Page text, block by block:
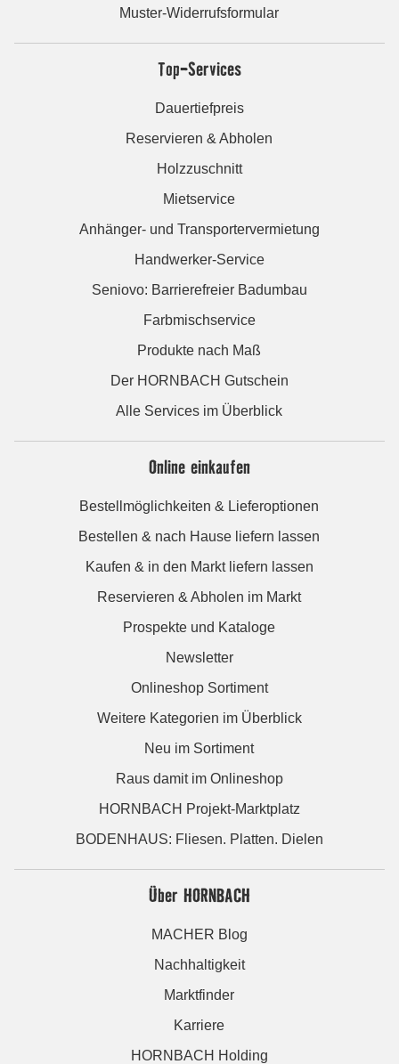
Muster-Widerrufsformular
Top-Services
Dauertiefpreis
Reservieren & Abholen
Holzzuschnitt
Mietservice
Anhänger- und Transportervermietung
Handwerker-Service
Seniovo: Barrierefreier Badumbau
Farbmischservice
Produkte nach Maß
Der HORNBACH Gutschein
Alle Services im Überblick
Online einkaufen
Bestellmöglichkeiten & Lieferoptionen
Bestellen & nach Hause liefern lassen
Kaufen & in den Markt liefern lassen
Reservieren & Abholen im Markt
Prospekte und Kataloge
Newsletter
Onlineshop Sortiment
Weitere Kategorien im Überblick
Neu im Sortiment
Raus damit im Onlineshop
HORNBACH Projekt-Marktplatz
BODENHAUS: Fliesen. Platten. Dielen
Über HORNBACH
MACHER Blog
Nachhaltigkeit
Marktfinder
Karriere
HORNBACH Holding